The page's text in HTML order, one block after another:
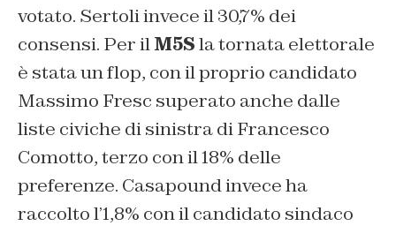
votato. Sertoli invece il 30,7% dei
consensi. Per ilM5Sla tornata elettorale
è stata un flop, con il proprio candidato
Massimo Fresc superato anche dalle
liste civiche di sinistra di Francesco
Comotto, terzo con il 18% delle
preferenze. Casapound invece ha
raccolto l’1,8% con il candidato sindaco